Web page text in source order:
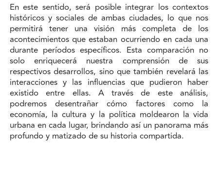
En este sentido, será posible integrar los contextos
históricos y sociales de ambas ciudades, lo que nos
permitirá tener una visión más completa de los
acontecimientos que estaban ocurriendo en cada una
durante períodos específicos. Esta comparación no
solo enriquecerá nuestra comprensión de sus
respectivos desarrollos, sino que también revelará las
interacciones y las influencias que pudieron haber
existido entre ellas. A través de este análisis,
podremos desentrañar cómo factores como la
economía, la cultura y la política moldearon la vida
urbana en cada lugar, brindando así un panorama más
profundo y matizado de su historia compartida.